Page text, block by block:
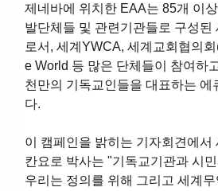
제네바에 위치한 EAA는 85개 이
발단체들 및 관련기관들로 구성된
로서, 세계YWCA, 세계교회협의
e World 등 많은 단체들이 참여하
천만의 기독교인들을 대표하는 에
다.
이 캠페인을 밝히는 기자회견에서
칸요로 박사는 "기독교기관과 시
우리는 정의를 위해 그리고 세계